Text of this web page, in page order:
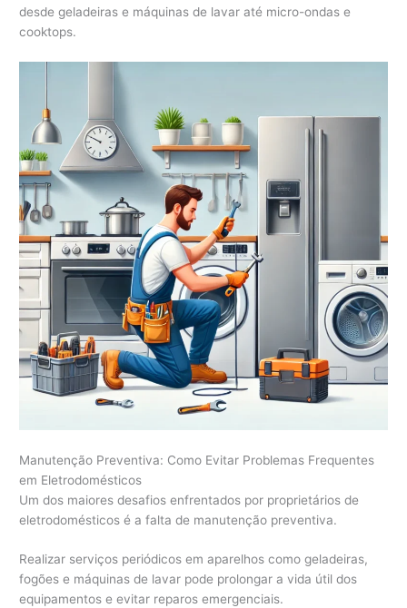
desde geladeiras e máquinas de lavar até micro-ondas e
cooktops.
Manutenção Preventiva: Como Evitar Problemas Frequentes
em Eletrodomésticos
Um dos maiores desafios enfrentados por proprietários de
eletrodomésticos é a falta de manutenção preventiva.
Realizar serviços periódicos em aparelhos como geladeiras,
fogões e máquinas de lavar pode prolongar a vida útil dos
equipamentos e evitar reparos emergenciais.